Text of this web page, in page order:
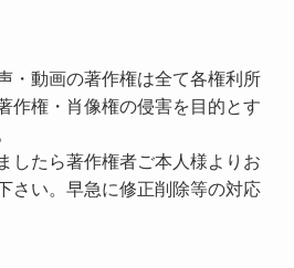
・動画の著作権は全て各権利所
作権・肖像権の侵害を目的とす
したら著作権者ご本人様よりお
さい。早急に修正削除等の対応